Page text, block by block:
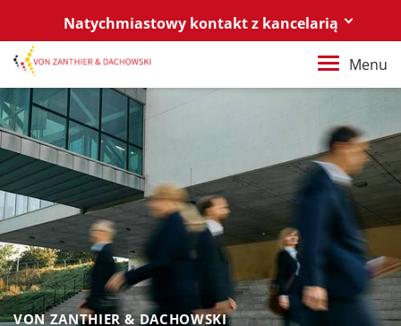
Natychmiastowy kontakt z kancelarią
Berlin
+49 30 88 03 59 0
Poznań / Warszawa
+48 61 85 82 55 0
Berlin
berlin@vonzanthier.com
Poznań / Warszawa
poznan@vonzanthier.com
Menu
VON ZANTHIER & DACHOWSKI